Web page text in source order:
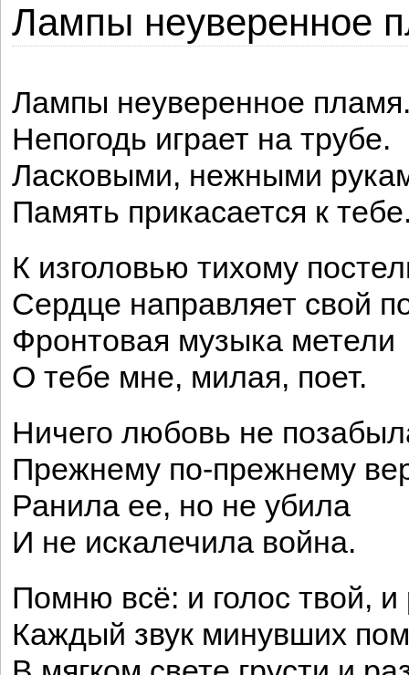
Лампы неуверенное
Лампы неуверенное
Непогодь играет на трубе.
Ласковыми, нежными
Память прикасается к
К изголовью тихому
Сердце направляет свой
Фронтовая музыка метели
О тебе мне, милая, поет.
Ничего любовь не
Прежнему по-прежнему
Ранила ее, но не убила
И не искалечила война.
Помню всё: и голос твой, и
Каждый звук минувших